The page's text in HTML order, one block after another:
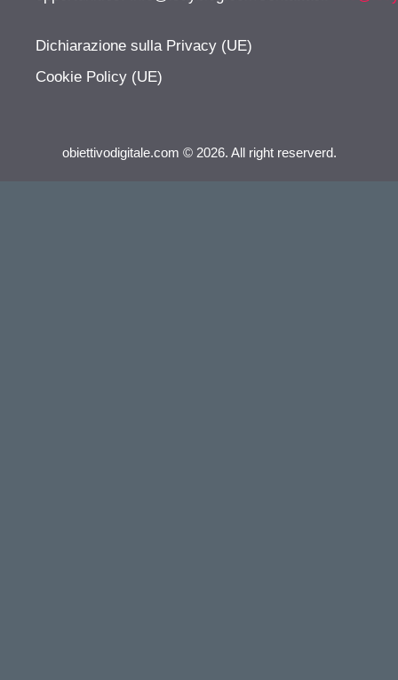
Dichiarazione sulla Privacy (UE)
Cookie Policy (UE)
obiettivodigitale.com © 2026. All right reserverd.